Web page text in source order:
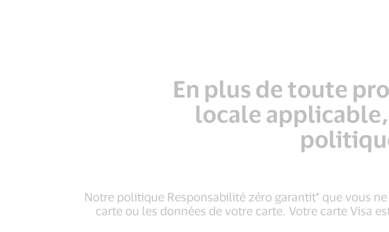
En plus de toute
locale
Notre politique Responsabilité zéro garantit* que vous
carte ou les données de votre carte. Votre carte Visa